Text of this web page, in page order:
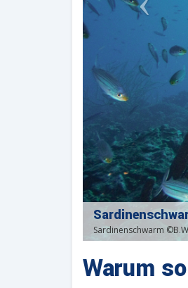
Sardinenschwarm
Warum